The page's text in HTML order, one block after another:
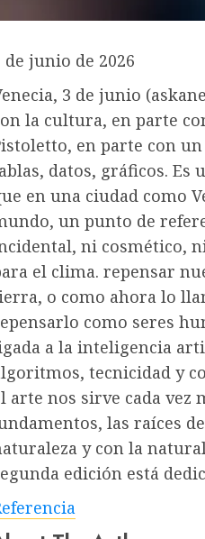
de junio de 2026
3 de junio
la cultura, en parte
en parte con
datos, gráficos. Es
en una ciudad como
un punto de
ni cosmético,
el clima. repensar
o como ahora lo
como seres
a la inteligencia
tecnicidad y
arte nos sirve cada vez
las raíces
y con la
edición está